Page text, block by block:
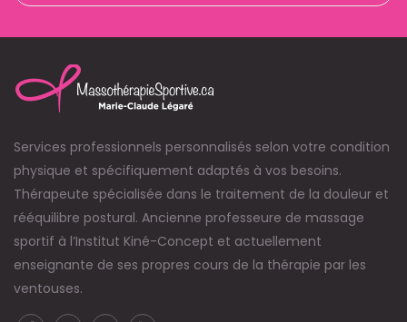
Services professionnels personnalisés selon votre condition
physique et spécifiquement adaptés à vos besoins.
Thérapeute spécialisée dans le traitement de la douleur et
rééquilibre postural. Ancienne professeure de massage
sportif à l’Institut Kiné-Concept et actuellement
enseignante de ses propres cours de la thérapie par les
ventouses.